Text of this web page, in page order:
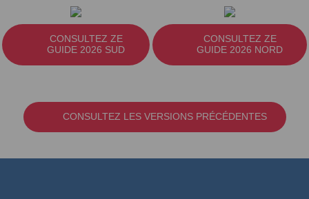
CONSULTEZ ZE
GUIDE 2026 SUD
CONSULTEZ ZE
GUIDE 2026 NORD
CONSULTEZ LES VERSIONS PRÉCÉDENTES